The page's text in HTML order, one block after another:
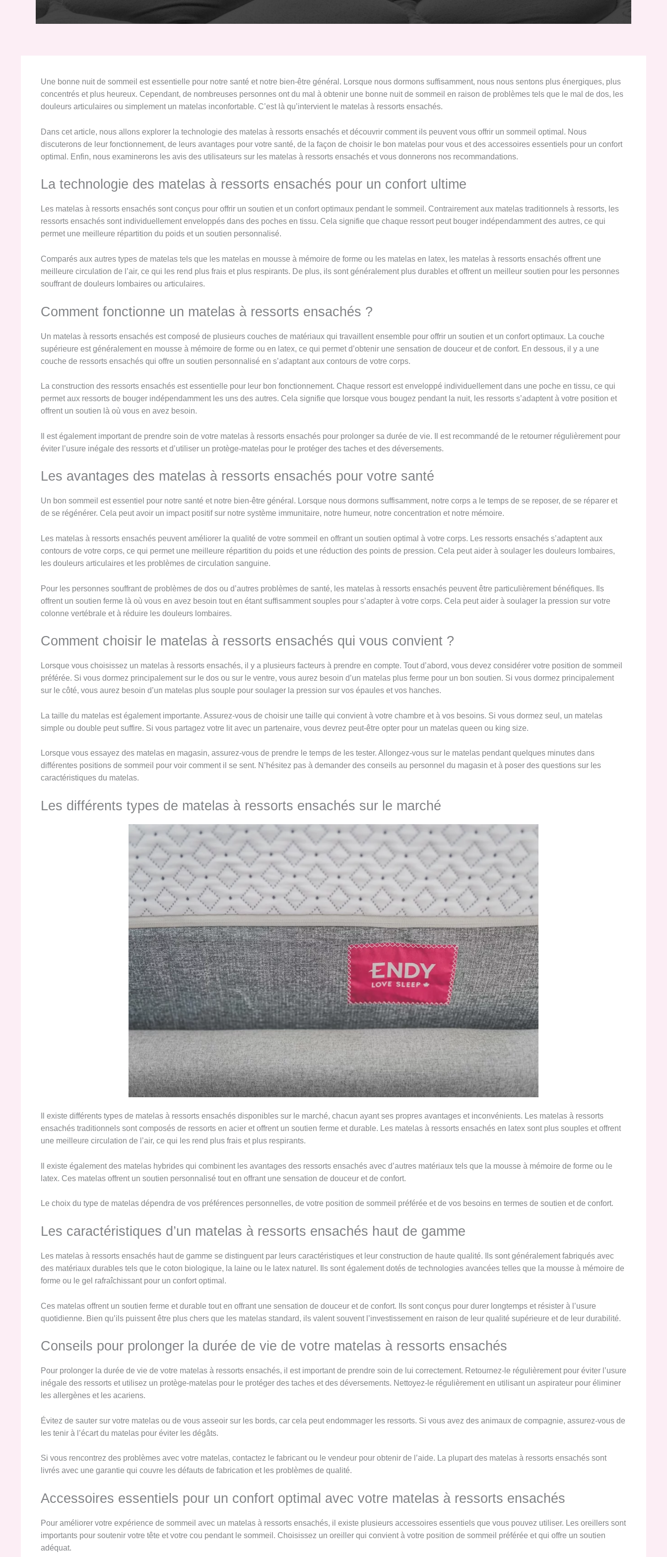
Une bonne nuit de sommeil est essentielle pour notre santé et notre bien-être général. Lorsque nous dormons suffisamment, nous nous sentons plus énergiques, plus
concentrés et plus heureux. Cependant, de nombreuses personnes ont du mal à obtenir une bonne nuit de sommeil en raison de problèmes tels que le mal de dos, les
douleurs articulaires ou simplement un matelas inconfortable. C’est là qu’intervient le matelas à ressorts ensachés.
Dans cet article, nous allons explorer la technologie des matelas à ressorts ensachés et découvrir comment ils peuvent vous offrir un sommeil optimal. Nous
discuterons de leur fonctionnement, de leurs avantages pour votre santé, de la façon de choisir le bon matelas pour vous et des accessoires essentiels pour un confort
optimal. Enfin, nous examinerons les avis des utilisateurs sur les matelas à ressorts ensachés et vous donnerons nos recommandations.
La technologie des matelas à ressorts ensachés pour un confort ultime
Les matelas à ressorts ensachés sont conçus pour offrir un soutien et un confort optimaux pendant le sommeil. Contrairement aux matelas traditionnels à ressorts, les
ressorts ensachés sont individuellement enveloppés dans des poches en tissu. Cela signifie que chaque ressort peut bouger indépendamment des autres, ce qui
permet une meilleure répartition du poids et un soutien personnalisé.
Comparés aux autres types de matelas tels que les matelas en mousse à mémoire de forme ou les matelas en latex, les matelas à ressorts ensachés offrent une
meilleure circulation de l’air, ce qui les rend plus frais et plus respirants. De plus, ils sont généralement plus durables et offrent un meilleur soutien pour les personnes
souffrant de douleurs lombaires ou articulaires.
Comment fonctionne un matelas à ressorts ensachés ?
Un matelas à ressorts ensachés est composé de plusieurs couches de matériaux qui travaillent ensemble pour offrir un soutien et un confort optimaux. La couche
supérieure est généralement en mousse à mémoire de forme ou en latex, ce qui permet d’obtenir une sensation de douceur et de confort. En dessous, il y a une
couche de ressorts ensachés qui offre un soutien personnalisé en s’adaptant aux contours de votre corps.
La construction des ressorts ensachés est essentielle pour leur bon fonctionnement. Chaque ressort est enveloppé individuellement dans une poche en tissu, ce qui
permet aux ressorts de bouger indépendamment les uns des autres. Cela signifie que lorsque vous bougez pendant la nuit, les ressorts s’adaptent à votre position et
offrent un soutien là où vous en avez besoin.
Il est également important de prendre soin de votre matelas à ressorts ensachés pour prolonger sa durée de vie. Il est recommandé de le retourner régulièrement pour
éviter l’usure inégale des ressorts et d’utiliser un protège-matelas pour le protéger des taches et des déversements.
Les avantages des matelas à ressorts ensachés pour votre santé
Un bon sommeil est essentiel pour notre santé et notre bien-être général. Lorsque nous dormons suffisamment, notre corps a le temps de se reposer, de se réparer et
de se régénérer. Cela peut avoir un impact positif sur notre système immunitaire, notre humeur, notre concentration et notre mémoire.
Les matelas à ressorts ensachés peuvent améliorer la qualité de votre sommeil en offrant un soutien optimal à votre corps. Les ressorts ensachés s’adaptent aux
contours de votre corps, ce qui permet une meilleure répartition du poids et une réduction des points de pression. Cela peut aider à soulager les douleurs lombaires,
les douleurs articulaires et les problèmes de circulation sanguine.
Pour les personnes souffrant de problèmes de dos ou d’autres problèmes de santé, les matelas à ressorts ensachés peuvent être particulièrement bénéfiques. Ils
offrent un soutien ferme là où vous en avez besoin tout en étant suffisamment souples pour s’adapter à votre corps. Cela peut aider à soulager la pression sur votre
colonne vertébrale et à réduire les douleurs lombaires.
Comment choisir le matelas à ressorts ensachés qui vous convient ?
Lorsque vous choisissez un matelas à ressorts ensachés, il y a plusieurs facteurs à prendre en compte. Tout d’abord, vous devez considérer votre position de sommeil
préférée. Si vous dormez principalement sur le dos ou sur le ventre, vous aurez besoin d’un matelas plus ferme pour un bon soutien. Si vous dormez principalement
sur le côté, vous aurez besoin d’un matelas plus souple pour soulager la pression sur vos épaules et vos hanches.
La taille du matelas est également importante. Assurez-vous de choisir une taille qui convient à votre chambre et à vos besoins. Si vous dormez seul, un matelas
simple ou double peut suffire. Si vous partagez votre lit avec un partenaire, vous devrez peut-être opter pour un matelas queen ou king size.
Lorsque vous essayez des matelas en magasin, assurez-vous de prendre le temps de les tester. Allongez-vous sur le matelas pendant quelques minutes dans
différentes positions de sommeil pour voir comment il se sent. N’hésitez pas à demander des conseils au personnel du magasin et à poser des questions sur les
caractéristiques du matelas.
Les différents types de matelas à ressorts ensachés sur le marché
Il existe différents types de matelas à ressorts ensachés disponibles sur le marché, chacun ayant ses propres avantages et inconvénients. Les matelas à ressorts
ensachés traditionnels sont composés de ressorts en acier et offrent un soutien ferme et durable. Les matelas à ressorts ensachés en latex sont plus souples et offrent
une meilleure circulation de l’air, ce qui les rend plus frais et plus respirants.
Il existe également des matelas hybrides qui combinent les avantages des ressorts ensachés avec d’autres matériaux tels que la mousse à mémoire de forme ou le
latex. Ces matelas offrent un soutien personnalisé tout en offrant une sensation de douceur et de confort.
Le choix du type de matelas dépendra de vos préférences personnelles, de votre position de sommeil préférée et de vos besoins en termes de soutien et de confort.
Les caractéristiques d’un matelas à ressorts ensachés haut de gamme
Les matelas à ressorts ensachés haut de gamme se distinguent par leurs caractéristiques et leur construction de haute qualité. Ils sont généralement fabriqués avec
des matériaux durables tels que le coton biologique, la laine ou le latex naturel. Ils sont également dotés de technologies avancées telles que la mousse à mémoire de
forme ou le gel rafraîchissant pour un confort optimal.
Ces matelas offrent un soutien ferme et durable tout en offrant une sensation de douceur et de confort. Ils sont conçus pour durer longtemps et résister à l’usure
quotidienne. Bien qu’ils puissent être plus chers que les matelas standard, ils valent souvent l’investissement en raison de leur qualité supérieure et de leur durabilité.
Conseils pour prolonger la durée de vie de votre matelas à ressorts ensachés
Pour prolonger la durée de vie de votre matelas à ressorts ensachés, il est important de prendre soin de lui correctement. Retournez-le régulièrement pour éviter l’usure
inégale des ressorts et utilisez un protège-matelas pour le protéger des taches et des déversements. Nettoyez-le régulièrement en utilisant un aspirateur pour éliminer
les allergènes et les acariens.
Évitez de sauter sur votre matelas ou de vous asseoir sur les bords, car cela peut endommager les ressorts. Si vous avez des animaux de compagnie, assurez-vous de
les tenir à l’écart du matelas pour éviter les dégâts.
Si vous rencontrez des problèmes avec votre matelas, contactez le fabricant ou le vendeur pour obtenir de l’aide. La plupart des matelas à ressorts ensachés sont
livrés avec une garantie qui couvre les défauts de fabrication et les problèmes de qualité.
Accessoires essentiels pour un confort optimal avec votre matelas à ressorts ensachés
Pour améliorer votre expérience de sommeil avec un matelas à ressorts ensachés, il existe plusieurs accessoires essentiels que vous pouvez utiliser. Les oreillers sont
importants pour soutenir votre tête et votre cou pendant le sommeil. Choisissez un oreiller qui convient à votre position de sommeil préférée et qui offre un soutien
adéquat.